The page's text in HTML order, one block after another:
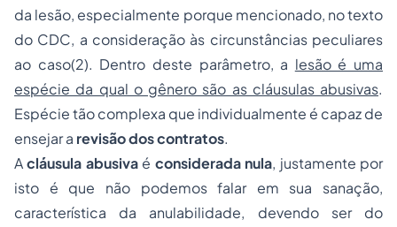
da lesão, especialmente porque mencionado, no texto
do CDC, a consideração às circunstâncias peculiares
ao caso(2). Dentro deste parâmetro, a lesão é uma
espécie da qual o gênero são as cláusulas abusivas.
Espécie tão complexa que individualmente é capaz de
ensejar a revisão dos contratos.
Acláusula abusivaé considerada nula, justamente por
isto é que não podemos falar em sua sanação,
característica da anulabilidade, devendo ser do